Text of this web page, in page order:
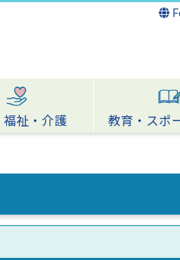
福祉・介護 教育・スポ